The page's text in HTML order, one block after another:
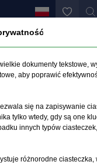
w wybranych
dokumenty tekstowe,
aby poprawić
się na zapisywanie
tylko wtedy, gdy są one
innych typów
różnorodne ciasteczka,